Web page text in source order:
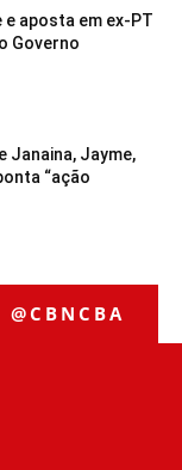
aposta em ex-PT
Governo
Janaina, Jayme,
“ação
@CBNCBA